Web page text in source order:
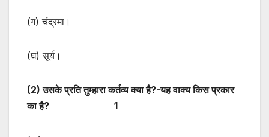
(ग) चंद्रमा।
(घ) सूर्य।
(2) उसके प्रति तुम्हारा कर्तव्य क्या है?-यह वाक्य किस प्रकार
का है? 1